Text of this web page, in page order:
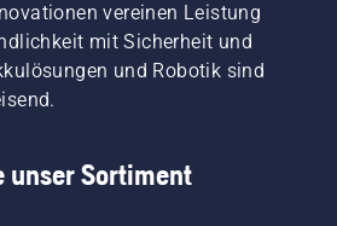
vereinen Leistung
mit Sicherheit und
und Robotik sind
unser Sortiment